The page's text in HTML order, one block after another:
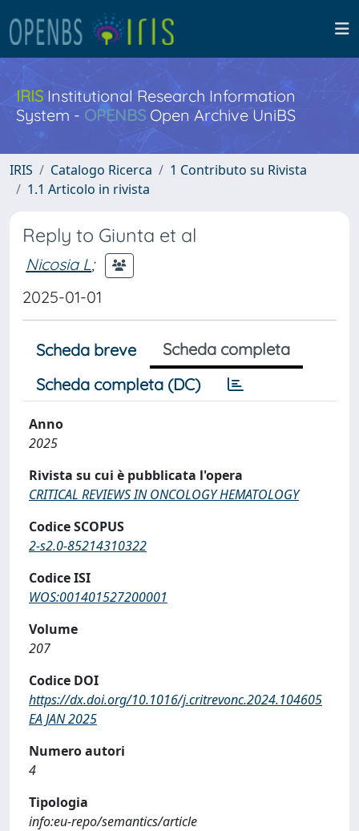
IRISInstitutional Research Information
System - OPENBS Open Archive UniBS
IRIS Catalogo Ricerca
1 Contributo su Rivista
1.1 Articolo in rivista
Reply to Giunta et al
Nicosia L;
2025-01-01
Scheda breve
Scheda completa
Scheda completa (DC)
Anno
2025
Rivista su cui è pubblicata l'opera
CRITICAL REVIEWS IN ONCOLOGY HEMATOLOGY
Codice SCOPUS
2-s2.0-85214310322
Codice ISI
WOS:001401527200001
Volume
207
Codice DOI
https://dx.doi.org/10.1016/j.critrevonc.2024.104605
EA JAN 2025
Numero autori
4
Tipologia
info:eu-repo/semantics/article